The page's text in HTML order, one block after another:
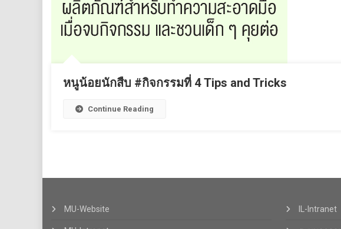
หนูน้อยนักสืบ #กิจกรรมที่ 4 Tips and Tricks
Continue Reading
MU-Website IL-Intranet